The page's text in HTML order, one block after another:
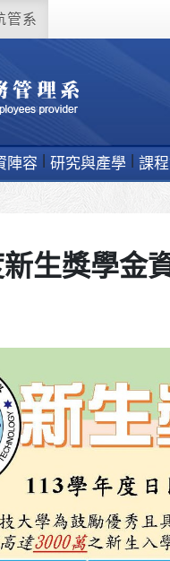
管系
陣容 研究與產學 課
生獎學金